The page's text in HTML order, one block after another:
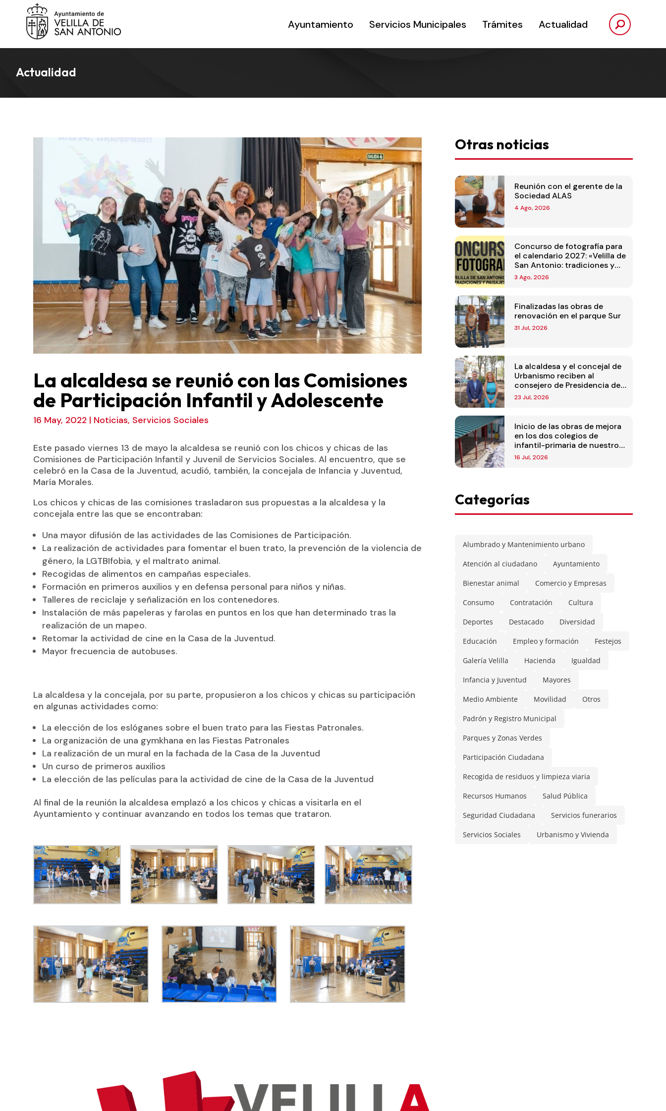
Ayuntamiento Servicios Municipales Trámites Actualidad
Actualidad
La alcaldesa se reunió con las Comisiones
de Participación Infantil y Adolescente
16 May, 2022 | Noticias, Servicios Sociales
Este pasado viernes 13 de mayo la alcaldesa se reunió con los chicos y chicas de las
Comisiones de Participación Infantil y Juvenil de Servicios Sociales. Al encuentro, que se
celebró en la Casa de la Juventud, acudió, también, la concejala de Infancia y Juventud,
María Morales.
Los chicos y chicas de las comisiones trasladaron sus propuestas a la alcaldesa y la
concejala entre las que se encontraban:
Una mayor difusión de las actividades de las Comisiones de Participación.
La realización de actividades para fomentar el buen trato, la prevención de la violencia de
género, la LGTBIfobia, y el maltrato animal.
Recogidas de alimentos en campañas especiales.
Formación en primeros auxilios y en defensa personal para niños y niñas.
Talleres de reciclaje y señalización en los contenedores.
Instalación de más papeleras y farolas en puntos en los que han determinado tras la
realización de un mapeo.
Retomar la actividad de cine en la Casa de la Juventud.
Mayor frecuencia de autobuses.
La alcaldesa y la concejala, por su parte, propusieron a los chicos y chicas su participación
en algunas actividades como:
La elección de los eslóganes sobre el buen trato para las Fiestas Patronales.
La organización de una gymkhana en las Fiestas Patronales
La realización de un mural en la fachada de la Casa de la Juventud
Un curso de primeros auxilios
La elección de las películas para la actividad de cine de la Casa de la Juventud
Al final de la reunión la alcaldesa emplazó a los chicos y chicas a visitarla en el
Ayuntamiento y continuar avanzando en todos los temas que trataron.
Otras noticias
Reunión con el gerente de la
Sociedad ALAS
4 Ago, 2026
Concurso de fotografía para
el calendario 2027: «Velilla de
San Antonio: tradiciones y
paisajes»
3 Ago, 2026
Finalizadas las obras de
renovación en el parque Sur
31 Jul, 2026
La alcaldesa y el concejal de
Urbanismo reciben al
consejero de Presidencia de
la Comunidad de Madrid
23 Jul, 2026
Inicio de las obras de mejora
en los dos colegios de
infantil-primaria de nuestro
municipio
16 Jul, 2026
Categorías
Alumbrado y Mantenimiento urbano
Atención al ciudadano Ayuntamiento
Bienestar animal Comercio y Empresas
Consumo Contratación Cultura
Deportes Destacado Diversidad
Educación Empleo y formación Festejos
Galería Velilla Hacienda Igualdad
Infancia y Juventud Mayores
Medio Ambiente Movilidad Otros
Padrón y Registro Municipal
Parques y Zonas Verdes
Participación Ciudadana
Recogida de residuos y limpieza viaria
Recursos Humanos Salud Pública
Seguridad Ciudadana Servicios funerarios
Servicios Sociales Urbanismo y Vivienda